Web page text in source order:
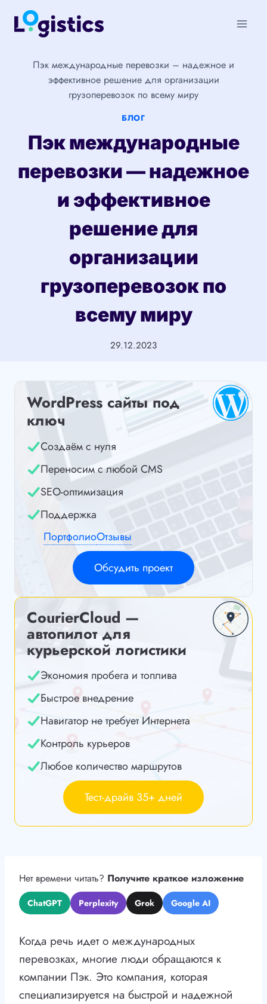
Перейти
Пэк международные перевозки – надежное и
эффективное решение для организации
грузоперевозок по всему миру
БЛОГ
Пэк международные
перевозки — надежное
и эффективное
решение для
организации
грузоперевозок по
всему миру
29.12.2023
WordPress сайты под
ключ
Создаём с нуля
Переносим с любой CMS
SEO-оптимизация
Поддержка
ПортфолиоОтзывы
Обсудить проект
CourierCloud —
автопилот для
курьерской логистики
Экономия пробега и топлива
Быстрое внедрение
Навигатор не требует Интернета
Контроль курьеров
Любое количество маршрутов
Тест-драйв 35+ дней
Нет времени читать? Получите краткое изложение
ChatGPT Perplexity Grok Google AI
Когда речь идет о международных
перевозках, многие люди обращаются к
компании Пэк. Это компания, которая
специализируется на быстрой и надежной